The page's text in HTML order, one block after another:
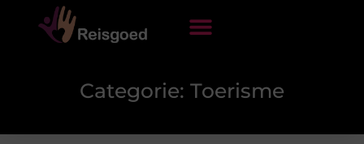
Categorie: Toerisme